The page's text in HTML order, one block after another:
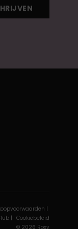
|
|
Cookiebeleid
© 2026 Roxy